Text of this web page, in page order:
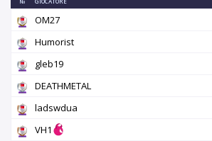
OM27
Humorist
gleb19
DEATHMETAL
ladswdua
VH1